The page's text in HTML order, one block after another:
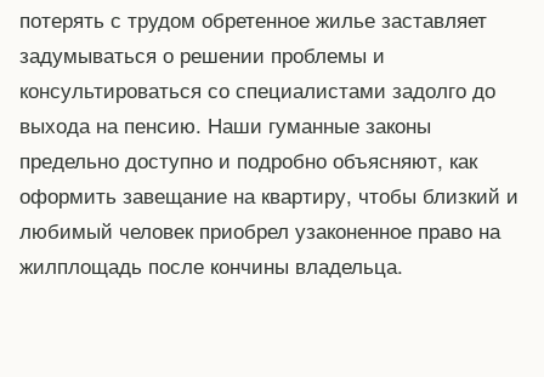
потерять с трудом обретенное жилье заставляет
задумываться о решении проблемы и
консультироваться со специалистами задолго до
выхода на пенсию. Наши гуманные законы
предельно доступно и подробно объясняют, как
оформить завещание на квартиру, чтобы близкий и
любимый человек приобрел узаконенное право на
жилплощадь после кончины владельца.